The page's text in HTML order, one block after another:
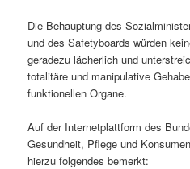
Die Behauptung des
und des Safetyboards würden
geradezu lächerlich und
totalitäre und manipulative
funktionellen Organe.
Auf der Internetplattform des
Gesundheit, Pflege und
hierzu folgendes bemerkt: